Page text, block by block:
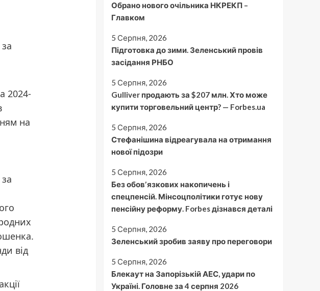
2024-
на
від
Обрано нового очільника НКРЕКП –
Главком
5 Серпня, 2026
Підготовка до зими. Зеленський провів
засідання РНБО
5 Серпня, 2026
Gulliver продають за $207 млн. Хто може
купити торговельний центр? — Forbes.ua
5 Серпня, 2026
Стефанішина відреагувала на отримання
нової підозри
5 Серпня, 2026
Без обовʼязкових накопичень і
спецпенсій. Мінсоцполітики готує нову
пенсійну реформу. Forbes дізнався деталі
5 Серпня, 2026
Зеленський зробив заяву про переговори
5 Серпня, 2026
Блекаут на Запорізькій АЕС, удари по
Україні. Головне за 4 серпня 2026